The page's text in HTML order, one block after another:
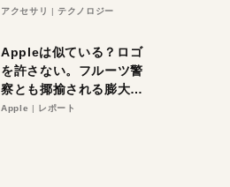
対策
アクセサリ テクノロジー
Appleは似ている？ロゴ
を許さない。フルーツ警
察とも揶揄される膨大な
異議申し立て。対象は非
Apple レポート